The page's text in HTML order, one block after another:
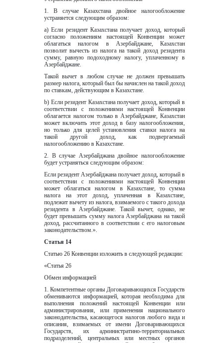
1. В случае Казахстана двойное налогообложение
устраняется следующим образом:
а) Если резидент Казахстана получает доход, который
согласно положениям настоящей Конвенции может
облагаться налогом в Азербайджане, Казахстан
позволит вычесть из налога на такой доход резидента
сумму, равную подоходному налогу, уплаченному в
Азербайджане.
Такой вычет в любом случае не должен превышать
размер налога, который был бы начислен на такой доход
по ставкам, действующим в Казахстане.
b) Если резидент Казахстана получает доход, который в
соответствии с положениями настоящей Конвенции
облагается налогом только в Aзербайджане, Казахстан
может включить этот доход в базу налогообложения,
но только для целей установления ставки налога на
такой другой доход, как подвергаемый
налогообложению в Казахстане.
2. В случае Азербайджана двойное налогообложение
будет устраняться следующим образом:
Если резидент Азербайджана получает доход, который в
соответствии c положениями настоящей Конвенции
может облагаться налогом в Казахстане, то сумма
налога на этот доход, уплаченная в Казахстане,
подлежит вычету из налога, взимаемого с такого дохода
резидента в Азербайджане. Такой вычет, однако, не
будет превышать сумму налога Азербайджана на такой
доход, рассчитанного в соответствии с его налоговым
законодательством.».
Статья 14
Статью 26 Конвенции изложить в следующей редакции:
«Статья 26
Обмен информацией
1. Компетентные органы Договаривающихся Государств
обмениваются информацией, которая необходима для
выполнения положений настоящей Конвенции или
администрирования, или применения национального
законодательства, касающегося налогов любого вида и
описания, взимаемых от имени Договаривающихся
Государств, их администратино-территориальных
подразделений, центральных или местных органов